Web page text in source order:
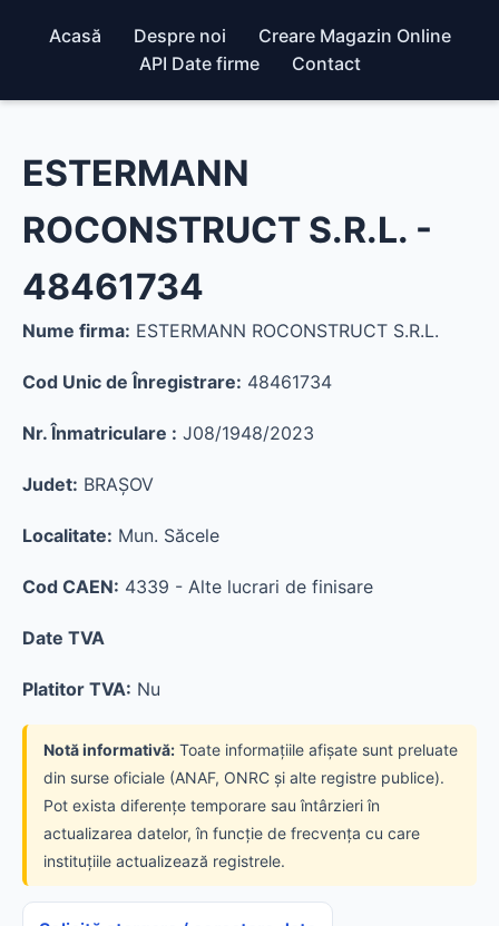
Acasă Despre noi
Creare Magazin Online
API Date firme
Contact
ESTERMANN
ROCONSTRUCT S.R.L. -
48461734
Nume firma: ESTERMANN ROCONSTRUCT S.R.L.
Cod Unic de Înregistrare: 48461734
Nr. Înmatriculare : J08/1948/2023
Judet: BRAŞOV
Localitate: Mun. Săcele
Cod CAEN: 4339 - Alte lucrari de finisare
Date TVA
Platitor TVA: Nu
Notă informativă: Toate informațiile afișate sunt preluate
din surse oficiale (ANAF, ONRC și alte registre publice).
Pot exista diferențe temporare sau întârzieri în
actualizarea datelor, în funcție de frecvența cu care
instituțiile actualizează registrele.